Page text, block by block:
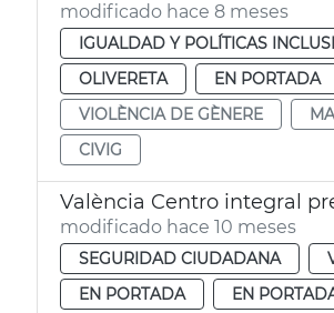
modificado hace 8 meses
IGUALDAD Y POLÍTICAS
OLIVERETA
EN PORTADA
VIOLÈNCIA DE GÈNERE
CIVIG
València Centro integral
modificado hace 10 meses
SEGURIDAD CIUDADANA
EN PORTADA
EN